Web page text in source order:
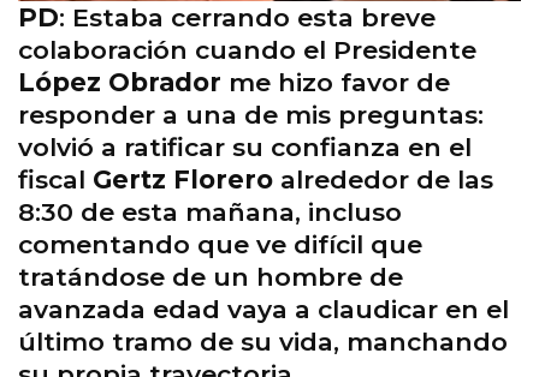
PD: Estaba cerrando esta breve
colaboración cuando el Presidente
López Obrador me hizo favor de
responder a una de mis preguntas:
volvió a ratificar su confianza en el
fiscal Gertz Florero alrededor de las
8:30 de esta mañana, incluso
comentando que ve difícil que
tratándose de un hombre de
avanzada edad vaya a claudicar en el
último tramo de su vida, manchando